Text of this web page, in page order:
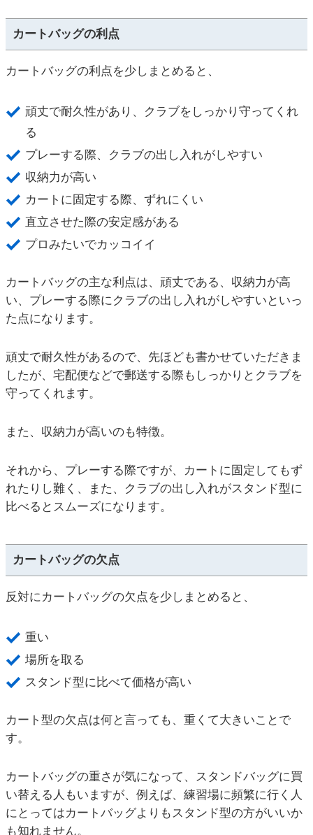
カートバッグの利点
カートバッグの利点を少しまとめると、
頑丈で耐久性があり、クラブをしっかり守ってくれ
る
プレーする際、クラブの出し入れがしやすい
収納力が高い
カートに固定する際、ずれにくい
直立させた際の安定感がある
プロみたいでカッコイイ
カートバッグの主な利点は、頑丈である、収納力が高
い、プレーする際にクラブの出し入れがしやすいといっ
た点になります。
頑丈で耐久性があるので、先ほども書かせていただきま
したが、宅配便などで郵送する際もしっかりとクラブを
守ってくれます。
また、収納力が高いのも特徴。
それから、プレーする際ですが、カートに固定してもず
れたりし難く、また、クラブの出し入れがスタンド型に
比べるとスムーズになります。
カートバッグの欠点
反対にカートバッグの欠点を少しまとめると、
重い
場所を取る
スタンド型に比べて価格が高い
カート型の欠点は何と言っても、重くて大きいことで
す。
カートバッグの重さが気になって、スタンドバッグに買
い替える人もいますが、例えば、練習場に頻繁に行く人
にとってはカートバッグよりもスタンド型の方がいいか
も知れません。